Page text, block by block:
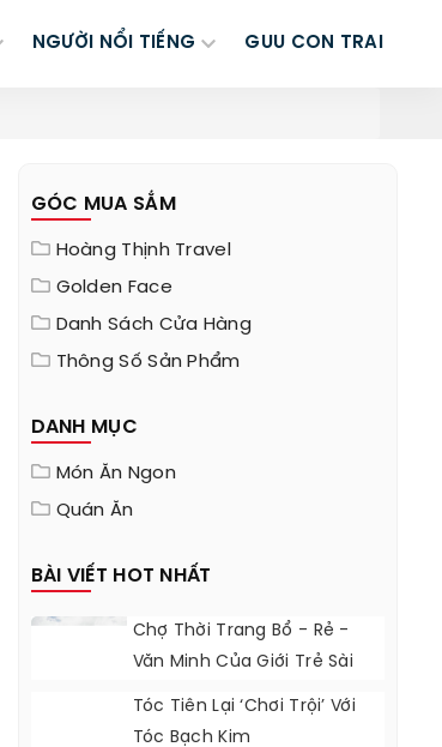
NGƯỜI NỔI TIẾNG GUU CON TRAI
GÓC MUA SẮM
Hoàng Thịnh Travel
Golden Face
Danh Sách Cửa Hàng
Thông Số Sản Phẩm
DANH MỤC
Món Ăn Ngon
Quán Ăn
BÀI VIẾT HOT NHẤT
Chợ Thời Trang Bổ - Rẻ -
Văn Minh Của Giới Trẻ Sài
Gòn
Tóc Tiên Lại ‘chơi Trội’ Với
Tóc Bạch Kim